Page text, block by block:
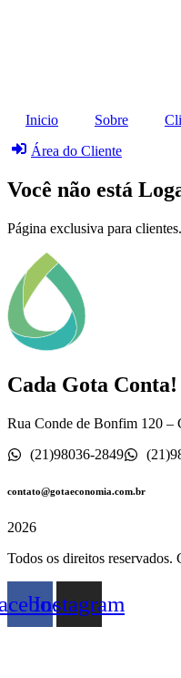
Inicio Sobre
Área do Cliente
Você não está
Página exclusiva para
Cada Gota Conta!
Rua Conde de Bonfim 120 –
(21)98036-2849
contato@gotaeconomia.com.br
2026
Todos os direitos
Instagram